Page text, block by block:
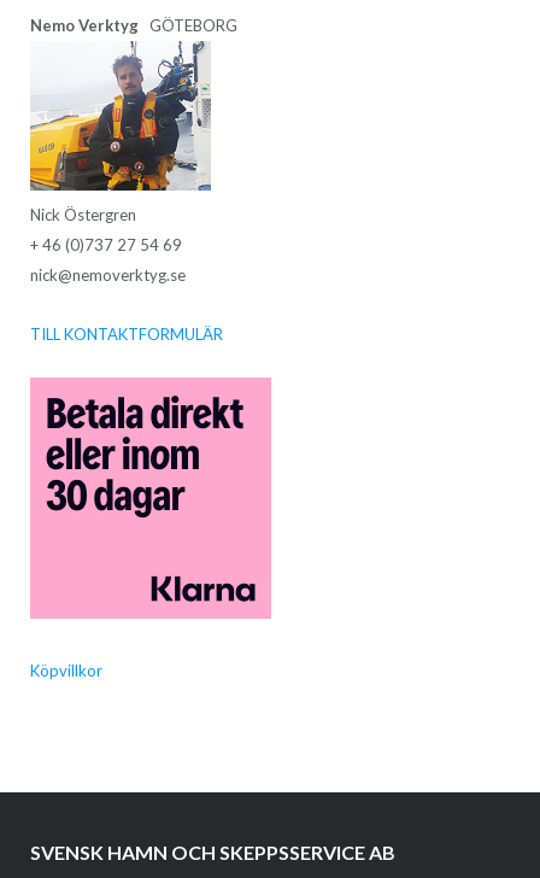
Nemo VerktygGÖTEBORG
Nick Östergren
+ 46 (0)737 27 54 69
nick@nemoverktyg.se
TILL KONTAKTFORMULÄR
Köpvillkor
SVENSK HAMN OCH SKEPPSSERVICE AB